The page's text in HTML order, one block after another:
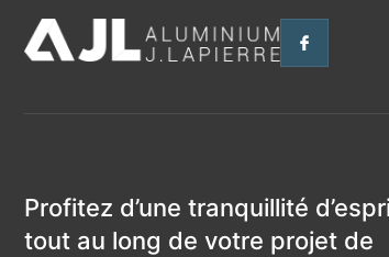
Profitez d’une tranquillité
tout au long de votre projet de